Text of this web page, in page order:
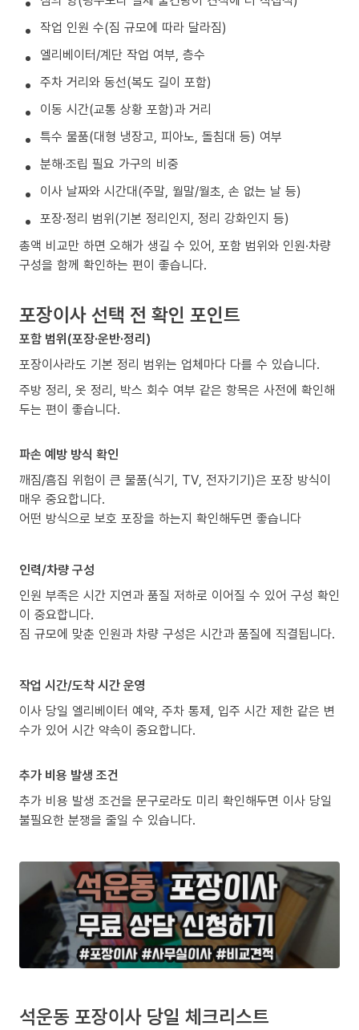
작업 인원 수(짐 규모에 따라 달라짐)
엘리베이터/계단 작업 여부, 층수
주차 거리와 동선(복도 길이 포함)
이동 시간(교통 상황 포함)과 거리
특수 물품(대형 냉장고, 피아노, 돌침대 등) 여부
분해·조립 필요 가구의 비중
이사 날짜와 시간대(주말, 월말/월초, 손 없는 날 등)
포장·정리 범위(기본 정리인지, 정리 강화인지 등)
총액 비교만 하면 오해가 생길 수 있어, 포함 범위와 인원·차량
구성을 함께 확인하는 편이 좋습니다.
포장이사 선택 전 확인 포인트
포함 범위(포장·운반·정리)
포장이사라도 기본 정리 범위는 업체마다 다를 수 있습니다.
주방 정리, 옷 정리, 박스 회수 여부 같은 항목은 사전에 확인해
두는 편이 좋습니다.
파손 예방 방식 확인
깨짐/흠집 위험이 큰 물품(식기, TV, 전자기기)은 포장 방식이
매우 중요합니다.
어떤 방식으로 보호 포장을 하는지 확인해두면 좋습니다
인력/차량 구성
인원 부족은 시간 지연과 품질 저하로 이어질 수 있어 구성 확인
이 중요합니다.
짐 규모에 맞춘 인원과 차량 구성은 시간과 품질에 직결됩니다.
작업 시간/도착 시간 운영
이사 당일 엘리베이터 예약, 주차 통제, 입주 시간 제한 같은 변
수가 있어 시간 약속이 중요합니다.
추가 비용 발생 조건
추가 비용 발생 조건을 문구로라도 미리 확인해두면 이사 당일
불필요한 분쟁을 줄일 수 있습니다.
석운동 포장이사 당일 체크리스트